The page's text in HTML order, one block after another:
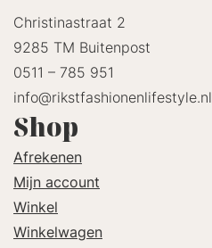
Christinastraat 2
9285 TM Buitenpost
0511 – 785 951
info@rikstfashionenlifestyle.nl
Shop
Afrekenen
Mijn account
Winkel
Winkelwagen